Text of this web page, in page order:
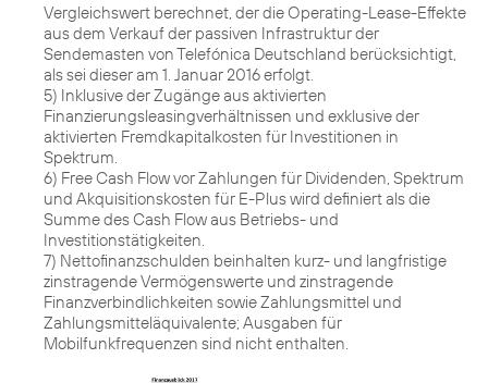
Vergleichswert berechnet, der die Operating-Lease-Effekte
aus dem Verkauf der passiven Infrastruktur der
Sendemasten von Telefónica Deutschland berücksichtigt,
als sei dieser am 1. Januar 2016 erfolgt.
5) Inklusive der Zugänge aus aktivierten
Finanzierungsleasingverhältnissen und exklusive der
aktivierten Fremdkapitalkosten für Investitionen in
Spektrum.
6) Free Cash Flow vor Zahlungen für Dividenden, Spektrum
und Akquisitionskosten für E-Plus wird definiert als die
Summe des Cash Flow aus Betriebs- und
Investitionstätigkeiten.
7) Nettofinanzschulden beinhalten kurz- und langfristige
zinstragende Vermögenswerte und zinstragende
Finanzverbindlichkeiten sowie Zahlungsmittel und
Zahlungsmitteläquivalente; Ausgaben für
Mobilfunkfrequenzen sind nicht enthalten.